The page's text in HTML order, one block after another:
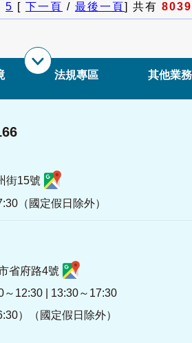
5 [ 下一頁 / 最後一頁] 共有 8039
法規專區 其他業務
街15號
（國定假日除外）
省府路4號
12:30 | 13:30～17:30
）（國定假日除外）